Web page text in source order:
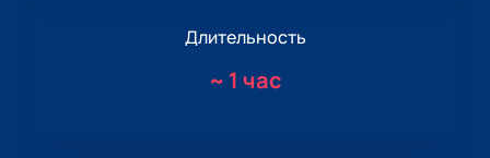
Длительность
~ 1 час